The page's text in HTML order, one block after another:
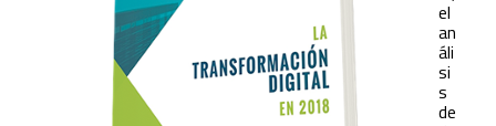
el
an
áli
si
s
de